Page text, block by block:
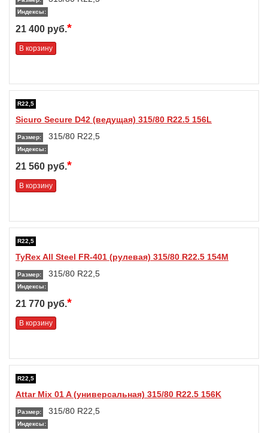
Индексы:
21 400 руб.*
В корзину
R22,5
Sicuro Secure D42 (ведущая) 315/80 R22.5 156L
Размер: 315/80 R22,5
Индексы:
21 560 руб.*
В корзину
R22,5
TyRex All Steel FR-401 (рулевая) 315/80 R22.5 154M
Размер: 315/80 R22,5
Индексы:
21 770 руб.*
В корзину
R22,5
Attar Mix 01 A (универсальная) 315/80 R22.5 156K
Размер: 315/80 R22,5
Индексы: